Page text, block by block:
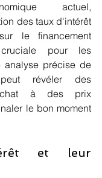
actuel,
des taux d'intérêt
le financement
pour les
analyse précise de
révéler des
à des prix
le bon moment
et leur